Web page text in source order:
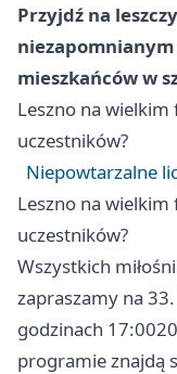
Przyjdź na
mieszkańców w
Leszno na wielkim
uczestników?
Niepowtarzalne
Leszno na wielkim
uczestników?
Wszystkich
zapraszamy na
godzinach
programie znajdą